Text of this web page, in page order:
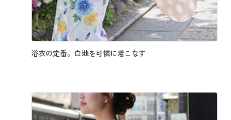
浴衣の定番。白地を可憐に着こなす